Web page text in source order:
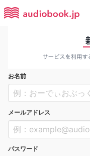
お名前
メールアドレス
パスワード